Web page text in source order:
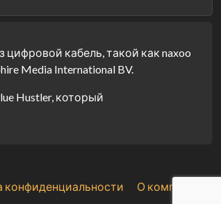
кабель, такой как naxoo
Media International BV.
Hustler, который
конфиденциальности О компании